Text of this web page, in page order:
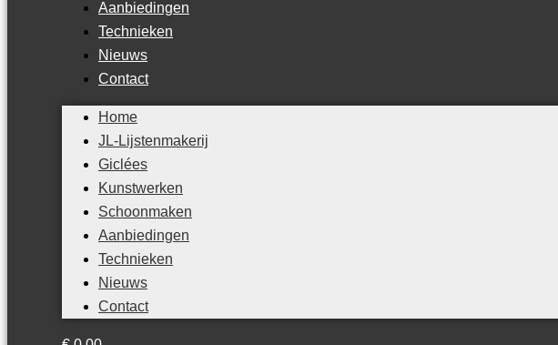
Aanbiedingen
Technieken
Nieuws
Contact
Home
JL-Lijstenmakerij
Giclées
Kunstwerken
Schoonmaken
Aanbiedingen
Technieken
Nieuws
Contact